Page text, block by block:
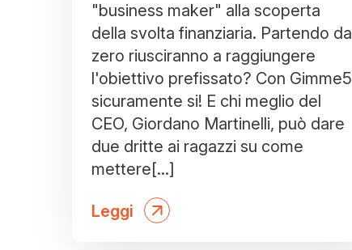
"business maker" alla scoperta
della svolta finanziaria. Partendo da
zero riusciranno a raggiungere
l'obiettivo prefissato? Con Gimme5
sicuramente si! E chi meglio del
CEO, Giordano Martinelli, può dare
due dritte ai ragazzi su come
mettere[...]
Leggi